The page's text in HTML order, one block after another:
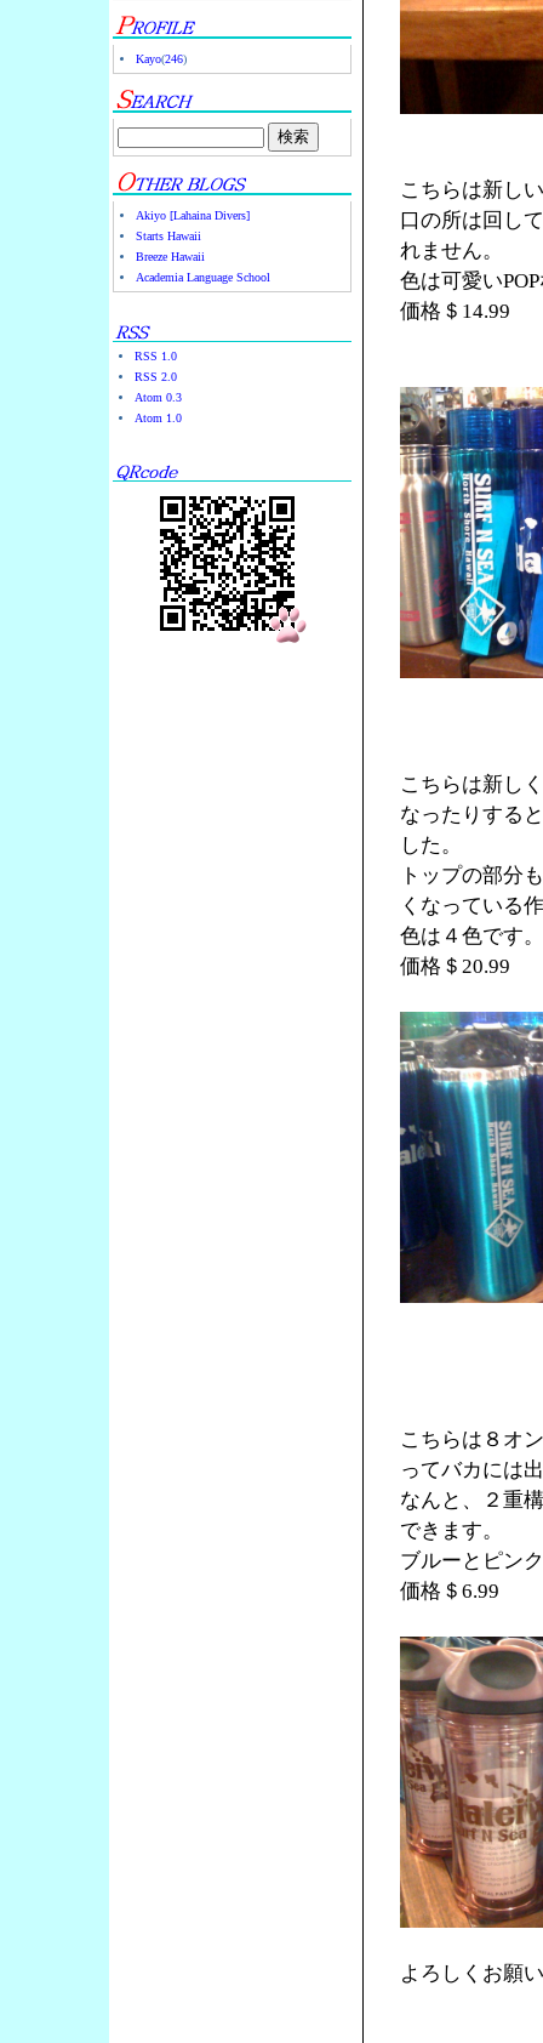
Kayo(246)
Akiyo [Lahaina Divers]
Starts Hawaii
Breeze Hawaii
Academia Language School
RSS 1.0
RSS 2.0
Atom 0.3
Atom 1.0
こちらは新し
口の所は回し
れません。
色は可愛い
価格＄14.99
こちらは新し
なったりする
した。
トップの部分
くなっている
色は４色です。
価格＄20.99
こちらは８オ
ってバカには
なんと、２重
できます。
ブルーとピン
価格＄6.99
よろしくお願